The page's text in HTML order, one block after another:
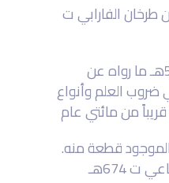
الفارابي ت
فهرست ابن خير الإشبيلي. ت 575هـ ما رواه عن
العلم وأنواع
من مائتي عام
الموجود قطعة منه.
674هـ